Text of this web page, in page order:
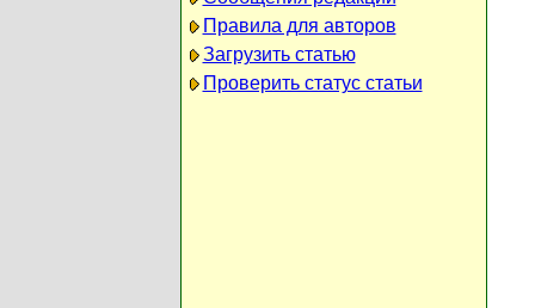
Правила для авторов
Загрузить статью
Проверить статус статьи